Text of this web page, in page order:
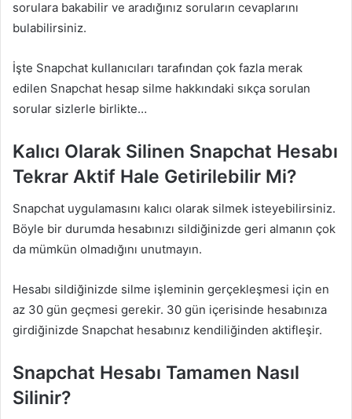
sorulara bakabilir ve aradığınız soruların cevaplarını
bulabilirsiniz.
İşte Snapchat kullanıcıları tarafından çok fazla merak
edilen Snapchat hesap silme hakkındaki sıkça sorulan
sorular sizlerle birlikte…
Kalıcı Olarak Silinen Snapchat Hesabı
Tekrar Aktif Hale Getirilebilir Mi?
Snapchat uygulamasını kalıcı olarak silmek isteyebilirsiniz.
Böyle bir durumda hesabınızı sildiğinizde geri almanın çok
da mümkün olmadığını unutmayın.
Hesabı sildiğinizde silme işleminin gerçekleşmesi için en
az 30 gün geçmesi gerekir. 30 gün içerisinde hesabınıza
girdiğinizde Snapchat hesabınız kendiliğinden aktifleşir.
Snapchat Hesabı Tamamen Nasıl
Silinir?